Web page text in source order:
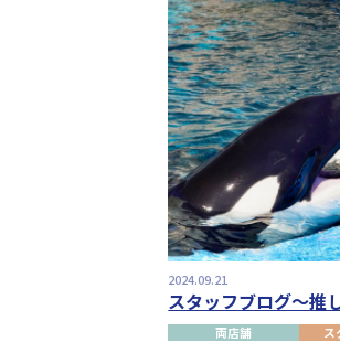
2024.09.21
スタッフブログ～推
両店舗 ス